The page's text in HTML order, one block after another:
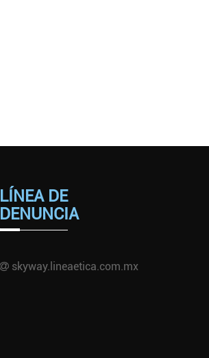
LÍNEA DE
DENUNCIA
skyway.lineaetica.com.mx